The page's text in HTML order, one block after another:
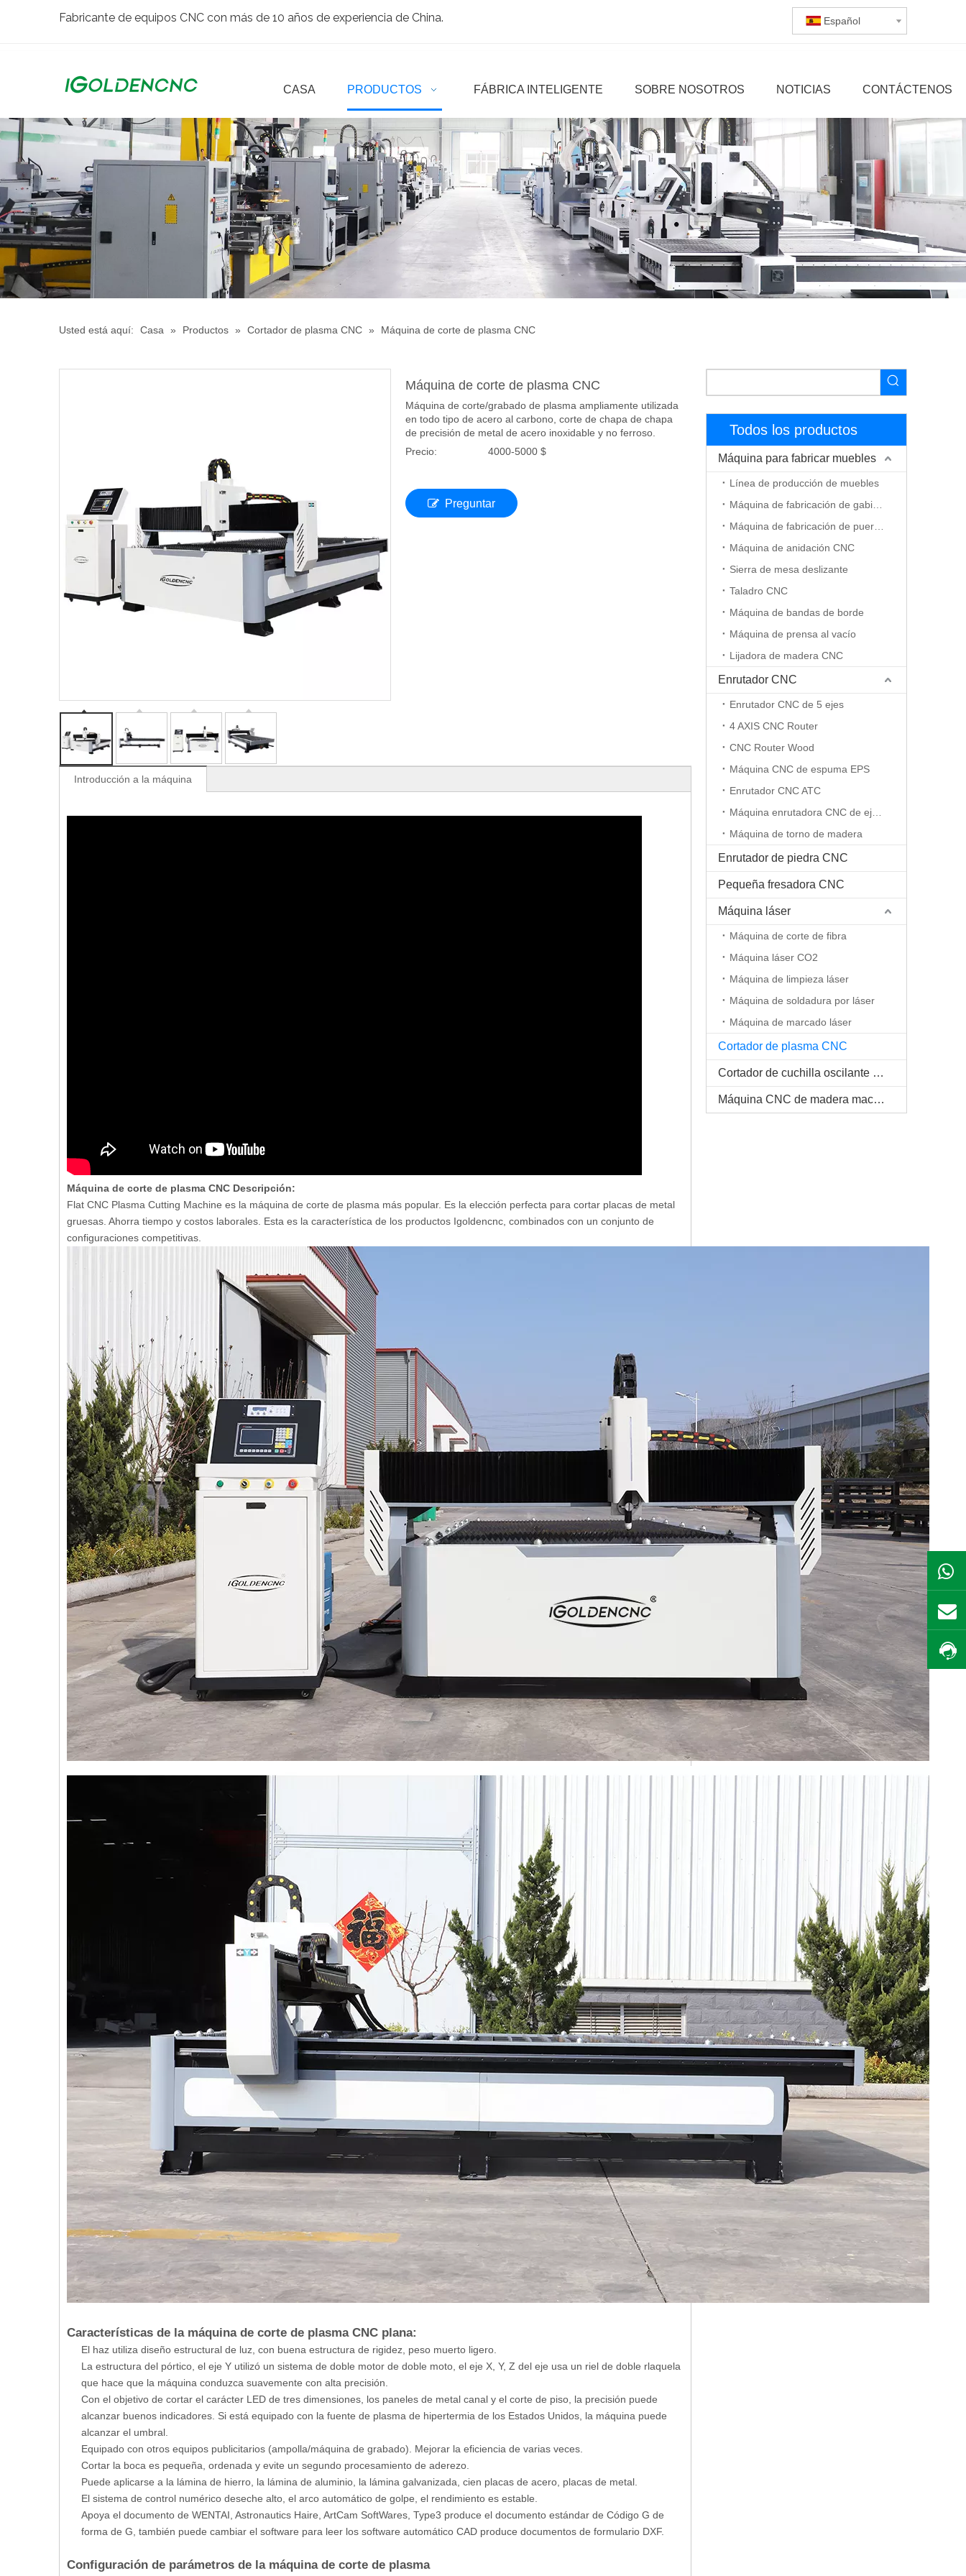
Fabricante de equipos CNC con más de 10 años de experiencia de China. Español
CASA PRODUCTOS FÁBRICA INTELIGENTE SOBRE NOSOTROS NOTICIAS CONTÁCTENOS
Usted está aquí: Casa » Productos » Cortador de plasma CNC » Máquina de corte de plasma CNC
Máquina de corte de plasma CNC
Máquina de corte/grabado de plasma ampliamente utilizada
en todo tipo de acero al carbono, corte de chapa de chapa
de precisión de metal de acero inoxidable y no ferroso.
Precio:
4000-5000 $
Preguntar
Introducción a la máquina
Máquina de corte de plasma CNC Descripción:
Flat CNC Plasma Cutting Machine es la máquina de corte de plasma más popular. Es la elección perfecta para cortar placas de metal
gruesas. Ahorra tiempo y costos laborales. Esta es la característica de los productos Igoldencnc, combinados con un conjunto de
configuraciones competitivas.
Características de la máquina de corte de plasma CNC plana:
El haz utiliza diseño estructural de luz, con buena estructura de rigidez, peso muerto ligero.
La estructura del pórtico, el eje Y utilizó un sistema de doble motor de doble moto, el eje X, Y, Z del eje usa un riel de doble rlaquela
que hace que la máquina conduzca suavemente con alta precisión.
Con el objetivo de cortar el carácter LED de tres dimensiones, los paneles de metal canal y el corte de piso, la precisión puede
alcanzar buenos indicadores. Si está equipado con la fuente de plasma de hipertermia de los Estados Unidos, la máquina puede
alcanzar el umbral.
Equipado con otros equipos publicitarios (ampolla/máquina de grabado). Mejorar la eficiencia de varias veces.
Cortar la boca es pequeña, ordenada y evite un segundo procesamiento de aderezo.
Puede aplicarse a la lámina de hierro, la lámina de aluminio, la lámina galvanizada, cien placas de acero, placas de metal.
El sistema de control numérico deseche alto, el arco automático de golpe, el rendimiento es estable.
Apoya el documento de WENTAI, Astronautics Haire, ArtCam SoftWares, Type3 produce el documento estándar de Código G de
forma de G, también puede cambiar el software para leer los software automático CAD produce documentos de formulario DXF.
Configuración de parámetros de la máquina de corte de plasma
Todos los productos
Máquina para fabricar muebles
Línea de producción de muebles
Máquina de anidación CNC
Sierra de mesa deslizante
Taladro CNC
Máquina de bandas de borde
Máquina de prensa al vacío
Lijadora de madera CNC
Enrutador CNC
Enrutador CNC de 5 ejes
4 AXIS CNC Router
CNC Router Wood
Máquina CNC de espuma EPS
Enrutador CNC ATC
Máquina de torno de madera
Enrutador de piedra CNC
Pequeña fresadora CNC
Máquina láser
Máquina de corte de fibra
Máquina láser CO2
Máquina de limpieza láser
Máquina de soldadura por láser
Máquina de marcado láser
Cortador de plasma CNC
Cortador de cuchilla oscilante CNC
Máquina CNC de madera maciza